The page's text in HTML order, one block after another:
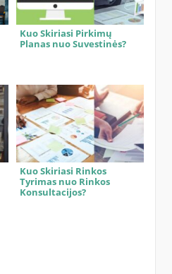
Kuo Skiriasi Pirkimų
Planas nuo Suvestinės?
Kuo Skiriasi Rinkos
Tyrimas nuo Rinkos
Konsultacijos?